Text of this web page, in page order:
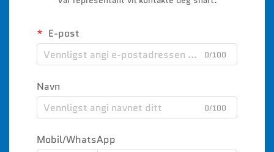
E-post
0/100
Navn
0/100
Mobil/WhatsApp